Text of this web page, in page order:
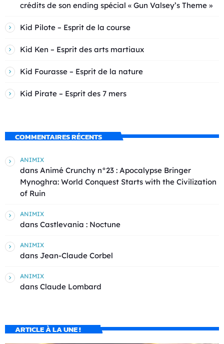
crédits de son ending spécial « Gun Valsey’s Theme »
Kid Pilote – Esprit de la course
Kid Ken – Esprit des arts martiaux
Kid Fourasse – Esprit de la nature
Kid Pirate – Esprit des 7 mers
COMMENTAIRES RÉCENTS
ANIMIX
dans Animé Crunchy n°23 : Apocalypse Bringer
Mynoghra: World Conquest Starts with the Civilization
of Ruin
ANIMIX
dans Castlevania : Noctune
ANIMIX
dans Jean-Claude Corbel
ANIMIX
dans Claude Lombard
ARTICLE À LA UNE !